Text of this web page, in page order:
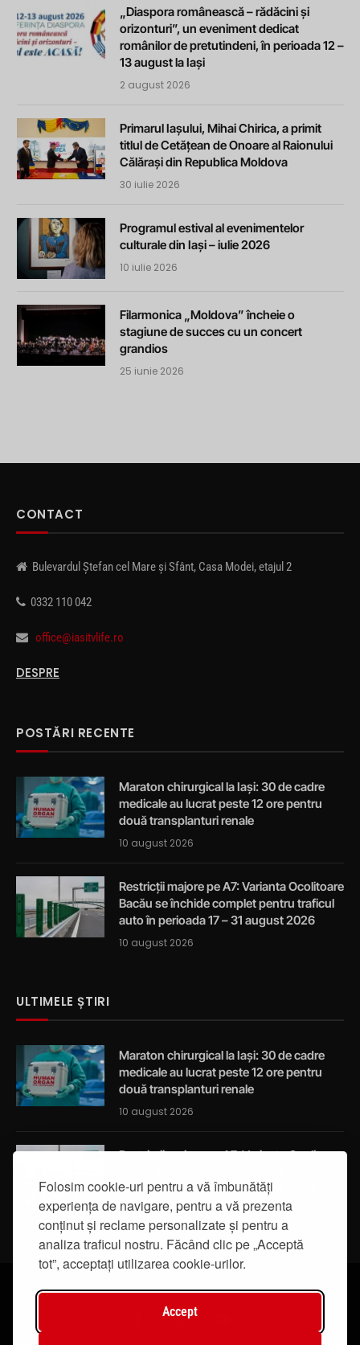
Folosim cookie-uri pentru a vă îmbunătăți
experiența de navigare, pentru a vă prezenta
conținut și reclame personalizate și pentru a
analiza traficul nostru. Făcând clic pe „Acceptă
tot”, acceptați utilizarea cookie-urilor.
Accept
„Diaspora românească – rădăcini și
orizonturi”, un eveniment dedicat
românilor de pretutindeni, în perioada 12 –
13 august la Iași
2 august 2026
Primarul Iașului, Mihai Chirica, a primit
titlul de Cetățean de Onoare al Raionului
Călărași din Republica Moldova
30 iulie 2026
Programul estival al evenimentelor
culturale din Iași – iulie 2026
10 iulie 2026
Filarmonica „Moldova” încheie o
stagiune de succes cu un concert
grandios
25 iunie 2026
CONTACT
Bulevardul Ștefan cel Mare și Sfânt, Casa Modei, etajul 2
0332 110 042
office@iasitvlife.ro
DESPRE
POSTĂRI RECENTE
Maraton chirurgical la Iași: 30 de cadre
medicale au lucrat peste 12 ore pentru
două transplanturi renale
10 august 2026
Restricții majore pe A7: Varianta Ocolitoare
Bacău se închide complet pentru traficul
auto în perioada 17 – 31 august 2026
10 august 2026
ULTIMELE ȘTIRI
Maraton chirurgical la Iași: 30 de cadre
medicale au lucrat peste 12 ore pentru
două transplanturi renale
10 august 2026
Restricții majore pe A7: Varianta Ocolitoare
auto în perioada 17 – 31 august 2026
10 august 2026